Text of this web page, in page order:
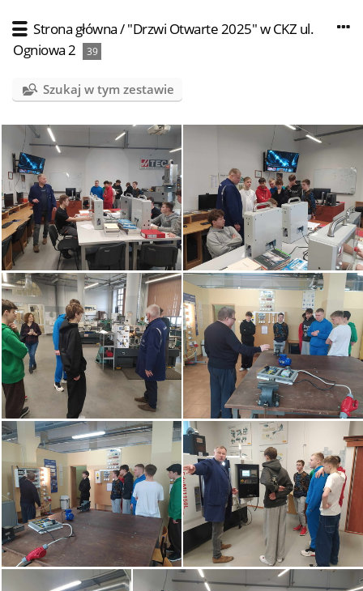
Strona główna/"Drzwi Otwarte 2025" w CKZ ul.
Ogniowa 2
39
Szukaj w tym zestawie